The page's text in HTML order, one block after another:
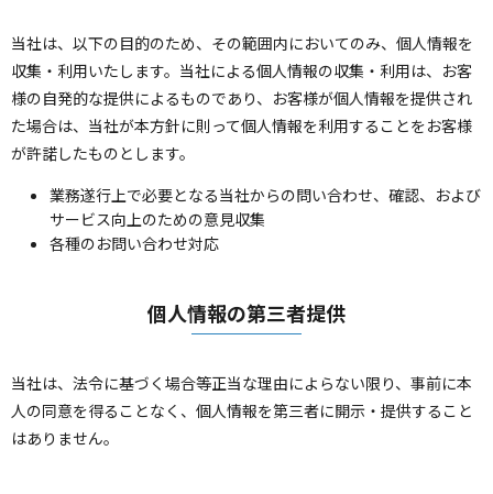
当社は、以下の目的のため、その範囲内においてのみ、個人情報を
収集・利用いたします。当社による個人情報の収集・利用は、お客
様の自発的な提供によるものであり、お客様が個人情報を提供され
た場合は、当社が本方針に則って個人情報を利用することをお客様
が許諾したものとします。
業務遂行上で必要となる当社からの問い合わせ、確認、および
サービス向上のための意見収集
各種のお問い合わせ対応
個人情報の第三者提供
当社は、法令に基づく場合等正当な理由によらない限り、事前に本
人の同意を得ることなく、個人情報を第三者に開示・提供すること
はありません。